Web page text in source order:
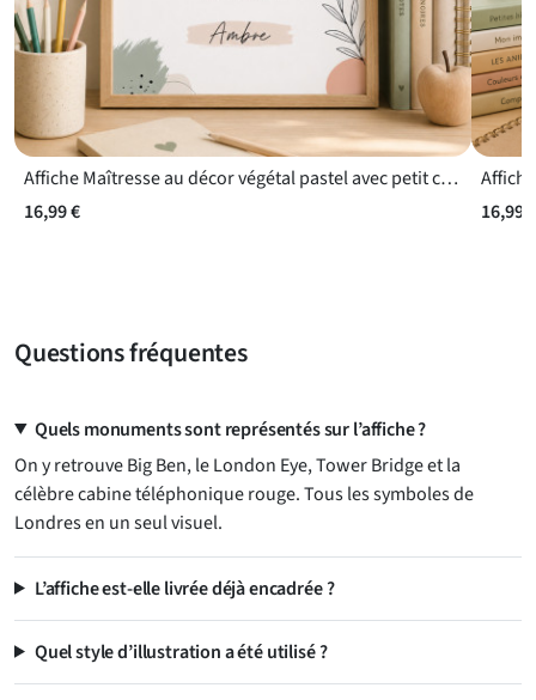
Affiche Maîtresse au décor végétal pastel avec petit cœur doré
16,99 €
16,99 €
Questions fréquentes
Quels monuments sont représentés sur l’affiche ?
On y retrouve Big Ben, le London Eye, Tower Bridge et la
célèbre cabine téléphonique rouge. Tous les symboles de
Londres en un seul visuel.
L’affiche est-elle livrée déjà encadrée ?
Quel style d’illustration a été utilisé ?